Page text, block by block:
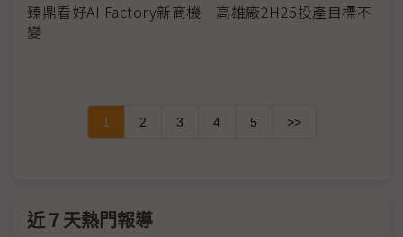
臻鼎看好AI Factory新商機 高雄廠2H25投產目標不
變
1 2 3 4 5 >>
近７天熱門報導